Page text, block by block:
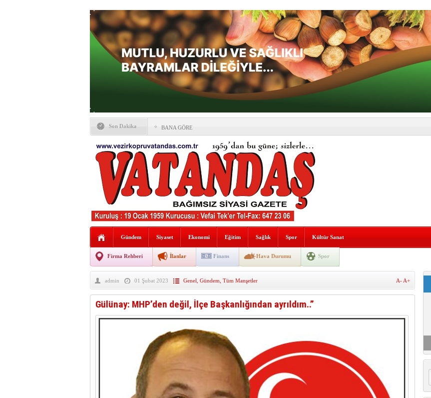
Son Dakika BANA GÖRE
Vezirköprü CHP’de istifa depremi yaşandı!
HAYATIN İÇİNDEN BESLENME
Kaybettiklerimiz
NÖBETÇİ ECZANELER
Okullarda yeni dönem: Yönetmelik kapsamlı şekilde
değişti
taşınıyor
Hafif ticari araç takla attı! 2’si Çocuk 5 Yaralı
“Yaz Seninle Güzel” doğa yürüyüşü
Gündem Siyaset Ekonomi Eğitim Sağlık Spor Kültür Sanat
Firma Rehberi İlanlar Finans Hava Durumu Spor
admin 01 Şubat 2023 Genel Gündem Tüm Manşetler A- A+
Gülünay: MHP’den değil, İlçe Başkanlığından ayrıldım..”